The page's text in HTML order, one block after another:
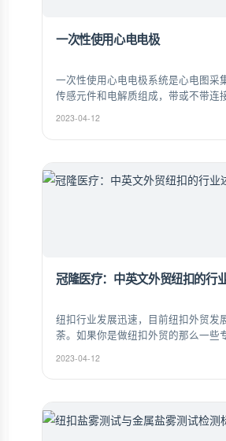
一次性使用心电电极
一次性使用心电电极系统是心电图采
传感元件和电解质组成，带或不带连
2023-04-12
冠隆医疗：中英文外贸纽扣的行
纽扣行业发展迅速，目前纽扣外贸发
荼。如果你是做纽扣外贸的那么一些
外贸纽扣的行业述语。
2023-04-12